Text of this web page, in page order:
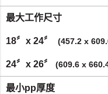
最大工作尺寸
18〞x 24〞 (457.2 x
24〞x 26〞 (609.6 x
最小pp厚度